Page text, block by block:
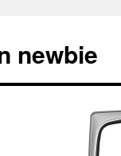
newbie